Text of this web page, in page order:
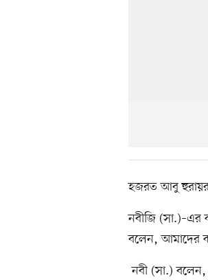
হজরত আবু
নবীজি (সা.)–এর
বলেন, আমাদের
নবী (সা.) বলেন,